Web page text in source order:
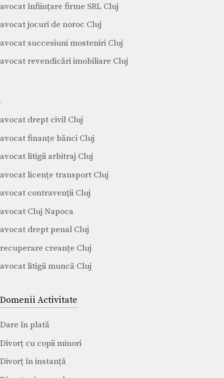
avocat înființare firme SRL Cluj
avocat jocuri de noroc Cluj
avocat succesiuni mosteniri Cluj
avocat revendicări imobiliare Cluj
avocat drept civil Cluj
avocat finanțe bănci Cluj
avocat litigii arbitraj Cluj
avocat licențe transport Cluj
avocat contravenții Cluj
avocat Cluj Napoca
avocat drept penal Cluj
recuperare creanțe Cluj
avocat litigii muncă Cluj
Domenii Activitate
Dare în plată
Divorț cu copii minori
Divorț în instanță